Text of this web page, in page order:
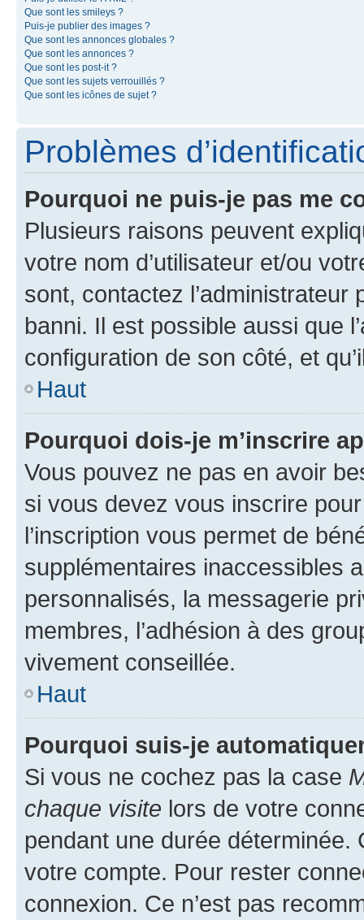
Que sont les smileys ?
Puis-je publier des images ?
Que sont les annonces globales ?
Que sont les annonces ?
Que sont les post-it ?
Que sont les sujets verrouillés ?
Que sont les icônes de sujet ?
Problèmes
Pourquoi ne puis-je pas me
Plusieurs raisons peuvent
votre nom d’utilisateur et/ou
sont, contactez l’administrateur
banni. Il est possible aussi que
configuration de son côté, et
Haut
Pourquoi dois-je m’inscrire
Vous pouvez ne pas en avoir
si vous devez vous inscrire
l’inscription vous permet de
supplémentaires inaccessibles
personnalisés, la messagerie
membres, l’adhésion à des
vivement conseillée.
Haut
Pourquoi suis-je
Si vous ne cochez pas la case
chaque visite lors de votre
pendant une durée déterminée.
votre compte. Pour rester
connexion. Ce n’est pas